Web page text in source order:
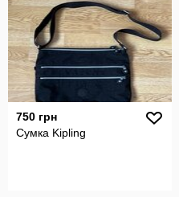
750 грн
Сумка Kipling